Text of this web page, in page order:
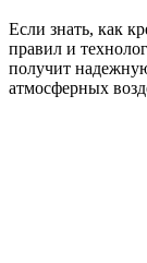
Если знать, как
правил и
получит
атмосферных